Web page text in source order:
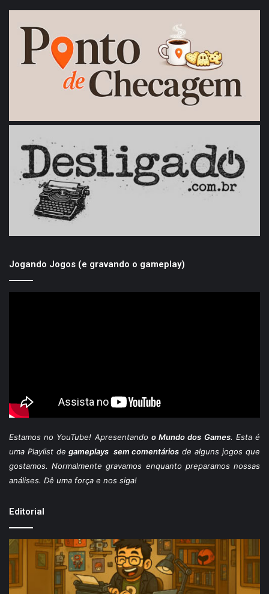
Jogando Jogos (e gravando o gameplay)
Estamosno YouTube! Apresentando o Mundo dos Games. Esta é
uma Playlist de gameplays sem comentários de alguns jogos que
gostamos. Normalmente gravamos enquanto preparamos nossas
análises. Dê uma força e nos siga!
Editorial